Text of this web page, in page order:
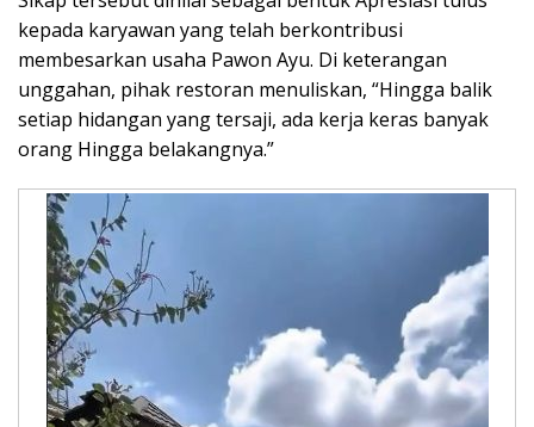
kepada karyawan yang telah berkontribusi
membesarkan usaha Pawon Ayu. Di keterangan
unggahan, pihak restoran menuliskan, “Hingga balik
setiap hidangan yang tersaji, ada kerja keras banyak
orang Hingga belakangnya.”